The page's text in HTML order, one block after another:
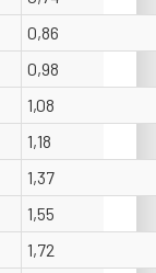
0,86
0,98
1,08
1,18
1,37
1,55
1,72